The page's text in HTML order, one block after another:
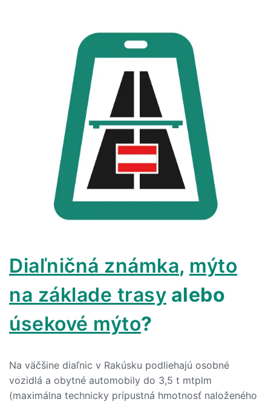
Diaľničná známka, mýto
na základe trasy alebo
úsekové mýto?
Na väčšine diaľnic v Rakúsku podliehajú osobné
vozidlá a obytné automobily do 3,5 t mtplm
(maximálna technicky prípustná hmotnosť naloženého